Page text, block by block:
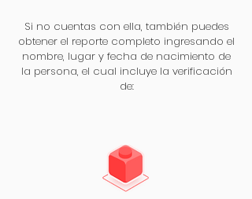
Si no cuentas con ella, también puedes
obtener el reporte completo ingresando el
nombre, lugar y fecha de nacimiento de
la persona, el cual incluye la verificación
de: